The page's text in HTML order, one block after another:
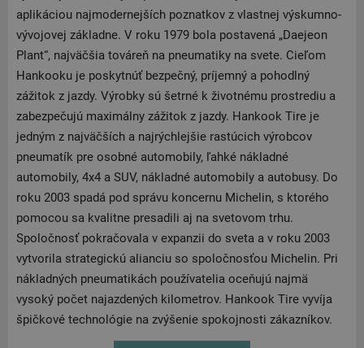
aplikáciou najmodernejších poznatkov z vlastnej výskumno-
vývojovej základne. V roku 1979 bola postavená „Daejeon
Plant“, najväčšia továreň na pneumatiky na svete. Cieľom
Hankooku je poskytnúť bezpečný, príjemný a pohodlný
zážitok z jazdy. Výrobky sú šetrné k životnému prostrediu a
zabezpečujú maximálny zážitok z jazdy. Hankook Tire je
jedným z najväčších a najrýchlejšie rastúcich výrobcov
pneumatík pre osobné automobily, ľahké nákladné
automobily, 4x4 a SUV, nákladné automobily a autobusy. Do
roku 2003 spadá pod správu koncernu Michelin, s ktorého
pomocou sa kvalitne presadili aj na svetovom trhu.
Spoločnosť pokračovala v expanzii do sveta a v roku 2003
vytvorila strategickú alianciu so spoločnosťou Michelin. Pri
nákladných pneumatikách používatelia oceňujú najmä
vysoký počet najazdených kilometrov. Hankook Tire vyvíja
špičkové technológie na zvýšenie spokojnosti zákazníkov.